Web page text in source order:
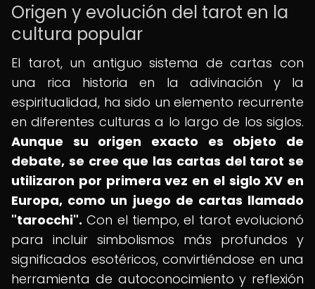
Origen y evolución del tarot en la
cultura popular
El tarot, un antiguo sistema de cartas con
una rica historia en la adivinación y la
espiritualidad, ha sido un elemento recurrente
en diferentes culturas a lo largo de los siglos.
Aunque su origen exacto es objeto de
debate, se cree que las cartas del tarot se
utilizaron por primera vez en el siglo XV en
Europa, como un juego de cartas llamado
"tarocchi". Con el tiempo, el tarot evolucionó
para incluir simbolismos más profundos y
significados esotéricos, convirtiéndose en una
herramienta de autoconocimiento y reflexión